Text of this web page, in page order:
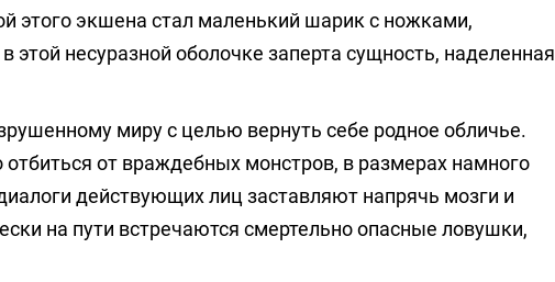
этого экшена стал маленький шарик с ножками,
несуразной оболочке заперта сущность, наделенная
миру с целью вернуть себе родное обличье.
от враждебных монстров, в размерах намного
действующих лиц заставляют напрячь мозги и
на пути встречаются смертельно опасные ловушки,